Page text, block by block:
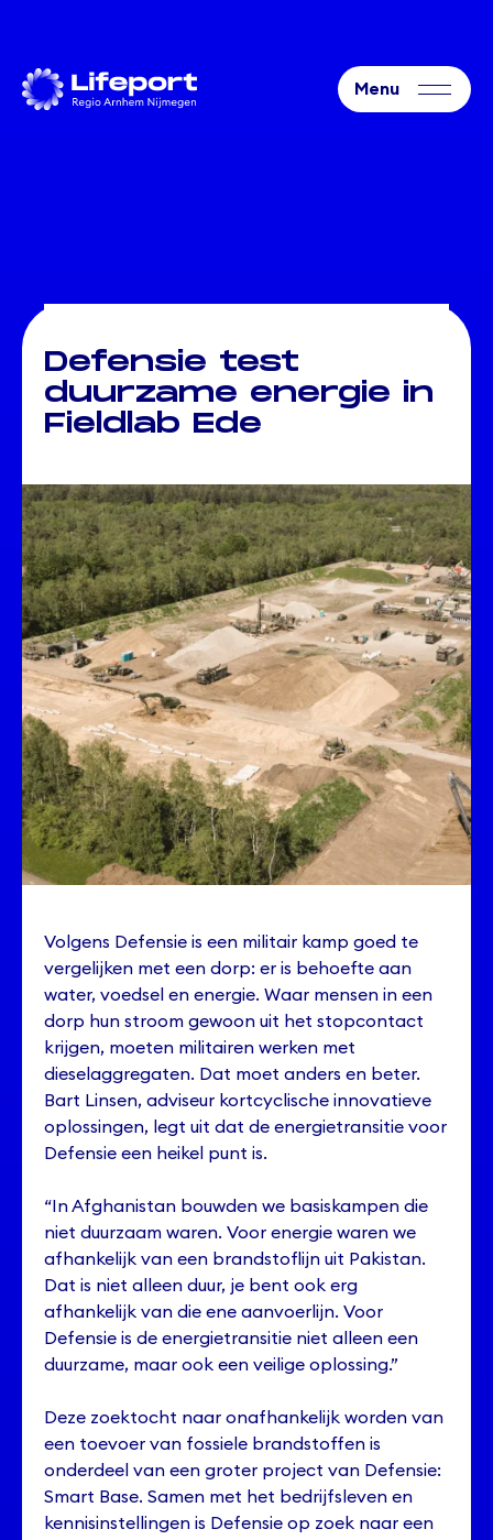
Defensie test
duurzame energie in
Fieldlab Ede
Volgens Defensie is een militair kamp goed te
vergelijken met een dorp: er is behoefte aan
water, voedsel en energie. Waar mensen in een
dorp hun stroom gewoon uit het stopcontact
krijgen, moeten militairen werken met
dieselaggregaten. Dat moet anders en beter.
Bart Linsen, adviseur kortcyclische innovatieve
oplossingen, legt uit dat de energietransitie voor
Defensie een heikel punt is.
“In Afghanistan bouwden we basiskampen die
niet duurzaam waren. Voor energie waren we
afhankelijk van een brandstoflijn uit Pakistan.
Dat is niet alleen duur, je bent ook erg
afhankelijk van die ene aanvoerlijn. Voor
Defensie is de energietransitie niet alleen een
duurzame, maar ook een veilige oplossing.”
Deze zoektocht naar onafhankelijk worden van
een toevoer van fossiele brandstoffen is
onderdeel van een groter project van Defensie:
Smart Base. Samen met het bedrijfsleven en
kennisinstellingen is Defensie op zoek naar een